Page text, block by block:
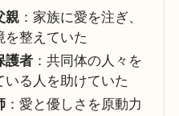
親：家族に愛を注ぎ、
を整えていた
護者：共同体の人々を
いる人を助けていた
：愛と優しさを原動力